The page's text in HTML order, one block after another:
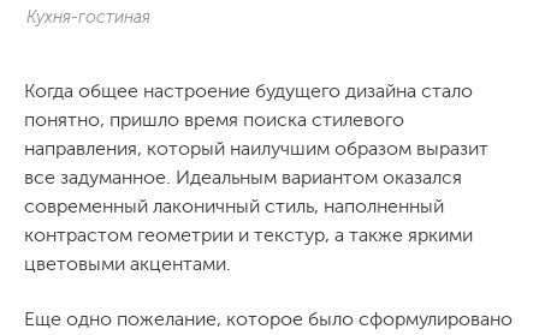
Кухня-гостиная
Когда общее настроение будущего дизайна стало
понятно, пришло время поиска стилевого
направления, который наилучшим образом выразит
все задуманное. Идеальным вариантом оказался
современный лаконичный стиль, наполненный
контрастом геометрии и текстур, а также яркими
цветовыми акцентами.
Еще одно пожелание, которое было сформулировано